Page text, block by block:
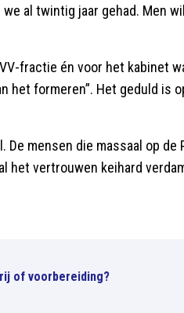
al twintig jaar gehad. Men
fractie én voor het kabinet
het formeren”. Het geduld is
mensen die massaal op de
het vertrouwen keihard
of voorbereiding?